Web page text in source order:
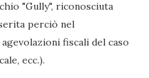
"Gully", riconosciuta
perciò nel
fiscali del caso
ecc.).